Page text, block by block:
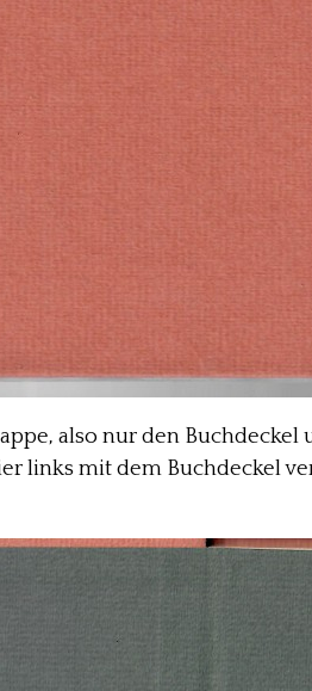
also nur den
links mit dem Buchdeckel